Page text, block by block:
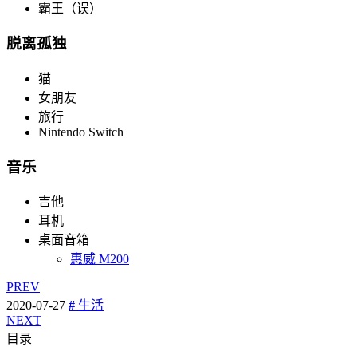
霸王（误）
脱离孤独
猫
女朋友
旅行
Nintendo Switch
音乐
吉他
耳机
桌面音箱
惠威 M200
PREV
2020-07-27 # 生活
NEXT
目录